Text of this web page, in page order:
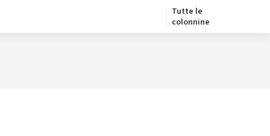
Tutte le
colonnine